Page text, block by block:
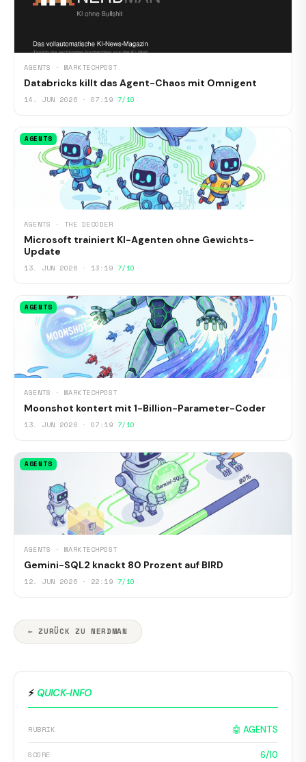
AGENTS · MARKTECHPOST
Databricks killt das Agent-Chaos mit Omnigent
14. JUN 2026 · 07:19 7/10
AGENTS
AGENTS · THE DECODER
Microsoft trainiert KI-Agenten ohne Gewichts-
Update
13. JUN 2026 · 13:19 7/10
AGENTS
AGENTS · MARKTECHPOST
Moonshot kontert mit 1-Billion-Parameter-Coder
13. JUN 2026 · 07:19 7/10
AGENTS
AGENTS · MARKTECHPOST
Gemini-SQL2 knackt 80 Prozent auf BIRD
12. JUN 2026 · 22:19 7/10
← ZURÜCK ZU NERDMAN
⚡ QUICK-INFO
RUBRIK 🤖 AGENTS
SCORE 6/10